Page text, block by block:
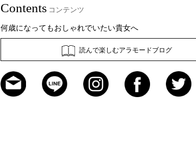
Contents コンテンツ
何歳になってもおしゃれでいたい貴女へ
読んで楽しむアラモードブログ